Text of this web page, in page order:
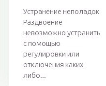
Устранение неполадок
Раздвоение
невозможно устранить
с помощью
регулировки или
отключения каких-
либо...